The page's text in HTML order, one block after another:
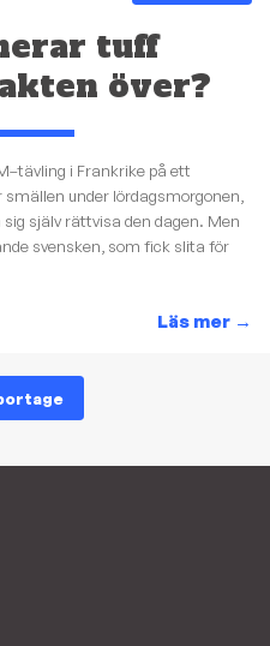
tuff
över?
i Frankrike på ett
under lördagsmorgonen,
själv rättvisa den dagen. Men
svensken, som fick slita för
Läs mer →